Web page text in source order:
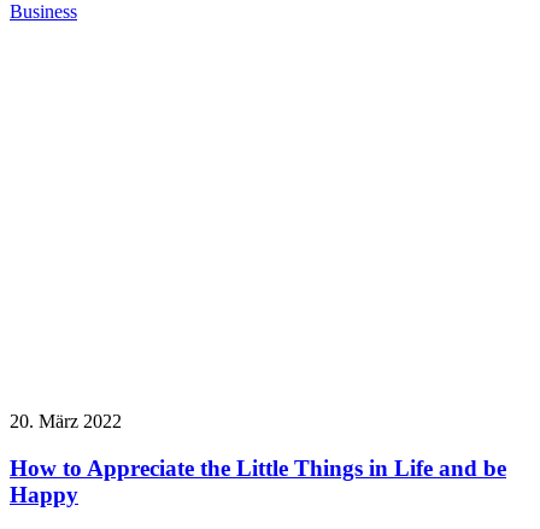
Business
20. März 2022
How to Appreciate the Little Things in Life and be
Happy